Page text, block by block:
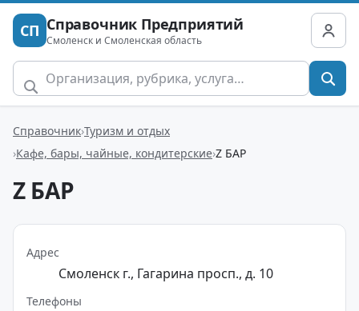
СП Справочник Предприятий
Смоленск и Смоленская область
Справочник Туризм и отдых
Кафе, бары, чайные, кондитерские Z БАР
Z БАР
Адрес
Смоленск г., Гагарина просп., д. 10
Телефоны